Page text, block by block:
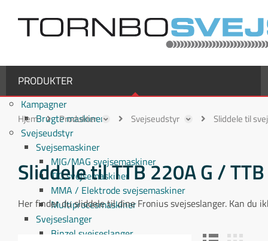
PRODUKTER
Kampagner
Brugte maskiner
Svejseudstyr
Svejsemaskiner
MIG/MAG svejsemaskiner
TIG svejsemaskiner
MMA / Elektrode svejsemaskiner
Multiprocesmaskiner
Svejseslanger
Binzel svejseslanger
Hjem Produkter Svejseudstyr Sliddele til
Sliddele til TTB 220A G /
Her finder du sliddele til dine Fronius svejseslanger. Kan du